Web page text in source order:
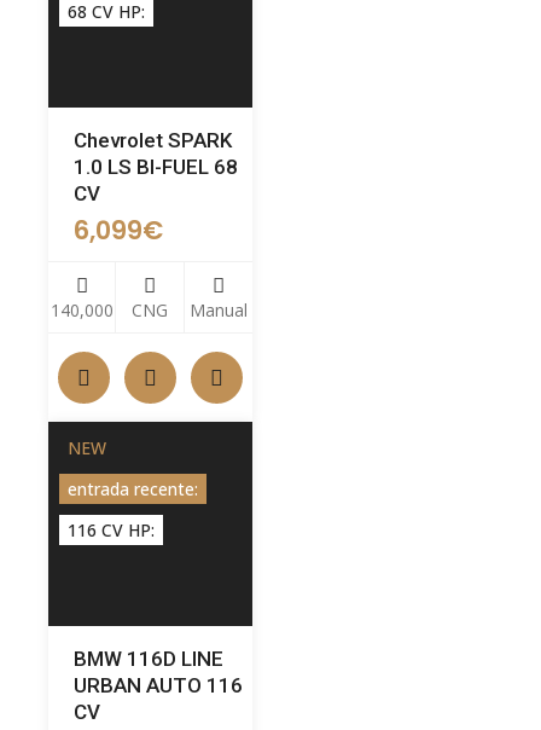
68 CV HP:
Chevrolet SPARK
1.0 LS BI-FUEL 68
CV
6,099€
140,000 CNG Manual
NEW
entrada recente:
116 CV HP:
BMW 116D LINE
URBAN AUTO 116
CV